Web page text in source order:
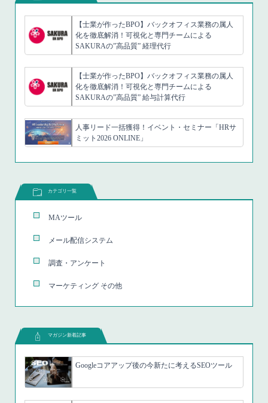
【士業が作ったBPO】バックオフィス業務の属人
化を徹底解消！可視化と専門チームによる
SAKURAの”高品質” 経理代行
【士業が作ったBPO】バックオフィス業務の属人
化を徹底解消！可視化と専門チームによる
SAKURAの”高品質” 給与計算代行
人事リード一括獲得！イベント・セミナー「HRサ
ミット2026 ONLINE」
カテゴリ一覧
MAツール
メール配信システム
調査・アンケート
マーケティング その他
マガジン新着記事
Googleコアアップ後の今新たに考えるSEOツール